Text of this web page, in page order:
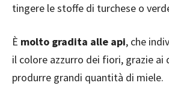
tingere le stoffe di turchese o
È molto gradita alle api, che
il colore azzurro dei fiori, grazie ai
produrre grandi quantità di miele.